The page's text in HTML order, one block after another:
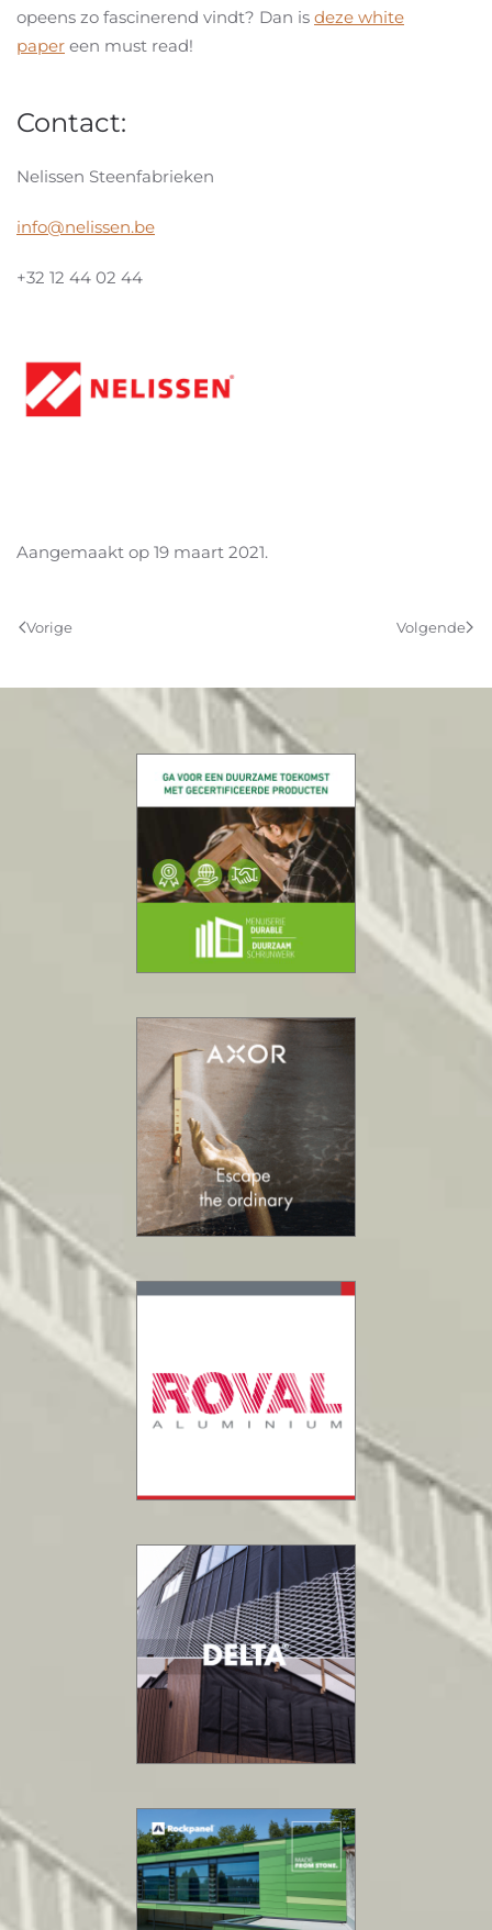
opeens zo fascinerend vindt? Dan is deze white
paper een must read!
Contact:
Nelissen Steenfabrieken
info@nelissen.be
+32 12 44 02 44
Aangemaakt op 19 maart 2021.
Vorige Volgende